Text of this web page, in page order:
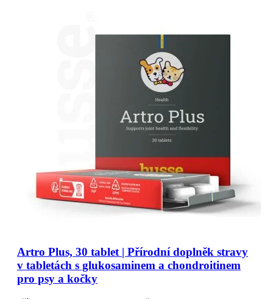
Artro Plus, 30 tablet | Přírodní doplněk stravy
v tabletách s glukosaminem a chondroitinem
pro psy a kočky